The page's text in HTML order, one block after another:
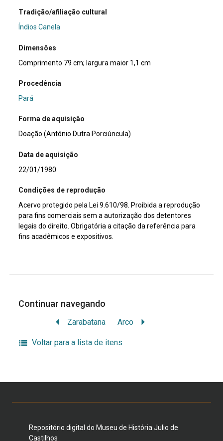
Tradição/afiliação cultural
Índios Canela
Dimensões
Comprimento 79 cm; largura maior 1,1 cm
Procedência
Pará
Forma de aquisição
Doação (Antônio Dutra Porciúncula)
Data de aquisição
22/01/1980
Condições de reprodução
Acervo protegido pela Lei 9.610/98. Proibida a reprodução
para fins comerciais sem a autorização dos detentores
legais do direito. Obrigatória a citação da referência para
fins acadêmicos e expositivos.
Continuar navegando
Zarabatana Arco
Voltar para a lista de itens
Repositório digital do Museu de História Julio de
Castilhos